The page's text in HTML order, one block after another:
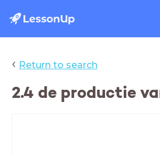
‹ Return to search
2.4 de productie